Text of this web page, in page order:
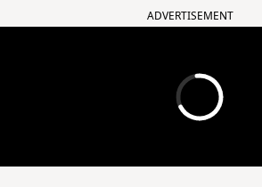
ADVERTISEMENT